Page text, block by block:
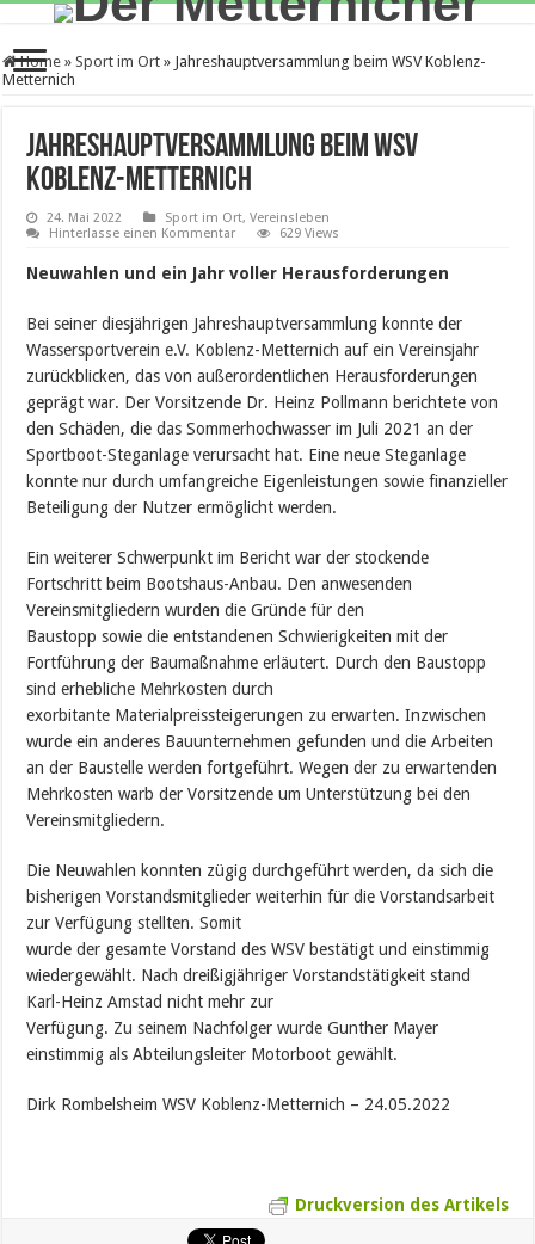
Home » Sport im Ort » Jahreshauptversammlung beim WSV Koblenz-
Metternich
Jahreshauptversammlung beim WSV
Koblenz-Metternich
24. Mai 2022 Sport im Ort,Vereinsleben
Hinterlasse einen Kommentar
629 Views
Neuwahlen und ein Jahr voller Herausforderungen
Bei seiner diesjährigen Jahreshauptversammlung konnte der
Wassersportverein e.V. Koblenz-Metternich auf ein Vereinsjahr
zurückblicken, das von außerordentlichen Herausforderungen
geprägt war. Der Vorsitzende Dr. Heinz Pollmann berichtete von
den Schäden, die das Sommerhochwasser im Juli 2021 an der
Sportboot-Steganlage verursacht hat. Eine neue Steganlage
konnte nur durch umfangreiche Eigenleistungen sowie finanzieller
Beteiligung der Nutzer ermöglicht werden.
Ein weiterer Schwerpunkt im Bericht war der stockende
Fortschritt beim Bootshaus-Anbau. Den anwesenden
Vereinsmitgliedern wurden die Gründe für den
Baustopp sowie die entstandenen Schwierigkeiten mit der
Fortführung der Baumaßnahme erläutert. Durch den Baustopp
sind erhebliche Mehrkosten durch
exorbitante Materialpreissteigerungen zu erwarten. Inzwischen
wurde ein anderes Bauunternehmen gefunden und die Arbeiten
an der Baustelle werden fortgeführt. Wegen der zu erwartenden
Mehrkosten warb der Vorsitzende um Unterstützung bei den
Vereinsmitgliedern.
Die Neuwahlen konnten zügig durchgeführt werden, da sich die
bisherigen Vorstandsmitglieder weiterhin für die Vorstandsarbeit
zur Verfügung stellten. Somit
wurde der gesamte Vorstand des WSV bestätigt und einstimmig
wiedergewählt. Nach dreißigjähriger Vorstandstätigkeit stand
Karl-Heinz Amstad nicht mehr zur
Verfügung. Zu seinem Nachfolger wurde Gunther Mayer
einstimmig als Abteilungsleiter Motorboot gewählt.
Dirk Rombelsheim WSV Koblenz-Metternich – 24.05.2022
Druckversion des Artikels